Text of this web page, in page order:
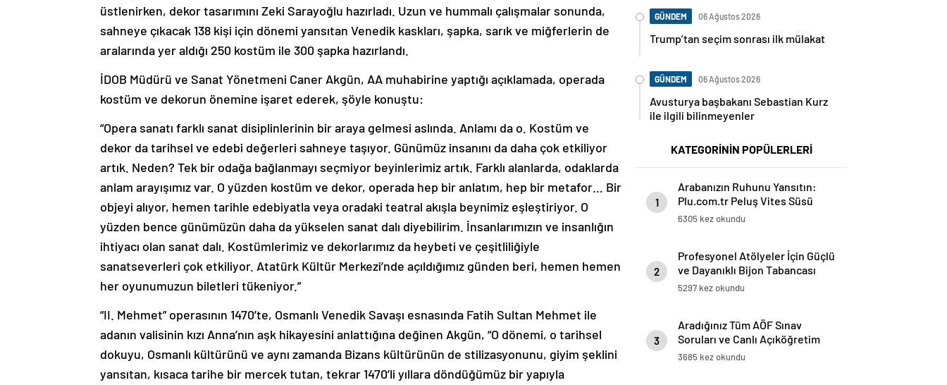
üstlenirken, dekor tasarımını Zeki Sarayoğlu hazırladı. Uzun ve hummalı çalışmalar sonunda,
sahneye çıkacak 138 kişi için dönemi yansıtan Venedik kaskları, şapka, sarık ve miğferlerin de
aralarında yer aldığı 250 kostüm ile 300 şapka hazırlandı.
İDOB Müdürü ve Sanat Yönetmeni Caner Akgün, AA muhabirine yaptığı açıklamada, operada
kostüm ve dekorun önemine işaret ederek, şöyle konuştu:
“Opera sanatı farklı sanat disiplinlerinin bir araya gelmesi aslında. Anlamı da o. Kostüm ve
dekor da tarihsel ve edebi değerleri sahneye taşıyor. Günümüz insanını da daha çok etkiliyor
artık. Neden? Tek bir odağa bağlanmayı seçmiyor beyinlerimiz artık. Farklı alanlarda, odaklarda
anlam arayışımız var. O yüzden kostüm ve dekor, operada hep bir anlatım, hep bir metafor… Bir
objeyi alıyor, hemen tarihle edebiyatla veya oradaki teatral akışla beynimiz eşleştiriyor. O
yüzden bence günümüzün daha da yükselen sanat dalı diyebilirim. İnsanlarımızın ve insanlığın
ihtiyacı olan sanat dalı. Kostümlerimiz ve dekorlarımız da heybeti ve çeşitliliğiyle
sanatseverleri çok etkiliyor. Atatürk Kültür Merkezi’nde açıldığımız günden beri, hemen hemen
her oyunumuzun biletleri tükeniyor.”
“II. Mehmet” operasının 1470’te, Osmanlı Venedik Savaşı esnasında Fatih Sultan Mehmet ile
adanın valisinin kızı Anna’nın aşk hikayesini anlattığına değinen Akgün, “O dönemi, o tarihsel
dokuyu, Osmanlı kültürünü ve aynı zamanda Bizans kültürünün de stilizasyonunu, giyim şeklini
yansıtan, kısaca tarihe bir mercek tutan, tekrar 1470’li yıllara döndüğümüz bir yapıyla
GÜNDEM 06 Ağustos 2026
Trump’tan seçim sonrası ilk mülakat
GÜNDEM 06 Ağustos 2026
Avusturya başbakanı Sebastian Kurz
ile ilgili bilinmeyenler
KATEGORİNİN POPÜLERLERİ
1
Arabanızın Ruhunu Yansıtın:
Plu.com.tr Peluş Vites Süsü
Modelleri
6305 kez okundu
2
Profesyonel Atölyeler İçin Güçlü
ve Dayanıklı Bijon Tabancası
Çözümleri
5297 kez okundu
3
Aradığınız Tüm AÖF Sınav
Soruları ve Canlı Açıköğretim
Forumu Burada
3685 kez okundu